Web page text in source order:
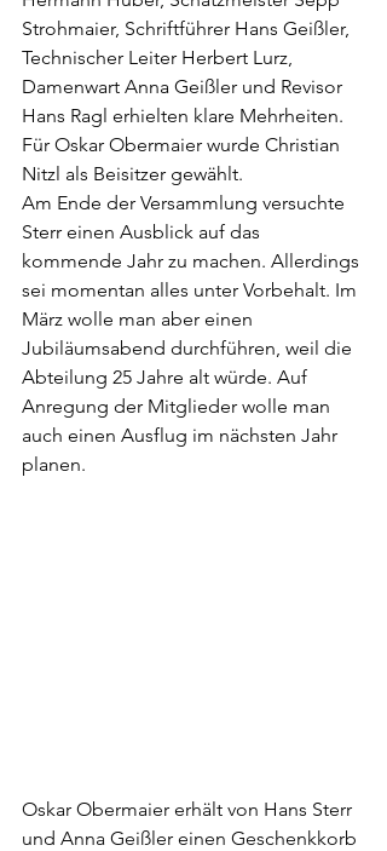
Strohmaier, Schriftführer Hans Geißler,
Technischer Leiter Herbert Lurz,
Damenwart Anna Geißler und Revisor
Hans Ragl erhielten klare Mehrheiten.
Für Oskar Obermaier wurde Christian
Nitzl als Beisitzer gewählt.
Am Ende der Versammlung versuchte
Sterr einen Ausblick auf das
kommende Jahr zu machen. Allerdings
sei momentan alles unter Vorbehalt. Im
März wolle man aber einen
Jubiläumsabend durchführen, weil die
Abteilung 25 Jahre alt würde. Auf
Anregung der Mitglieder wolle man
auch einen Ausflug im nächsten Jahr
planen.
Oskar Obermaier erhält von Hans Sterr
und Anna Geißler einen Geschenkkorb